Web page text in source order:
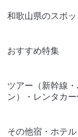
和歌山県のスポ
おすすめ特集
ツアー（新幹線
ン）・レンタカ
その他宿・ホテ